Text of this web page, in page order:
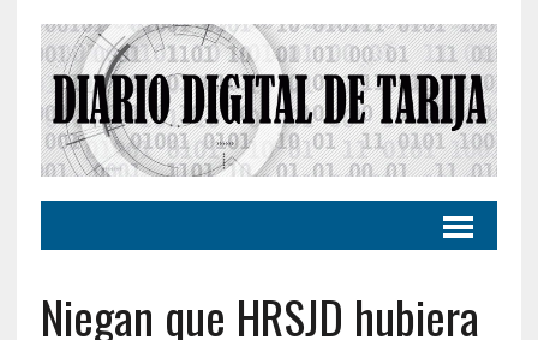
Niegan que HRSJD hubiera